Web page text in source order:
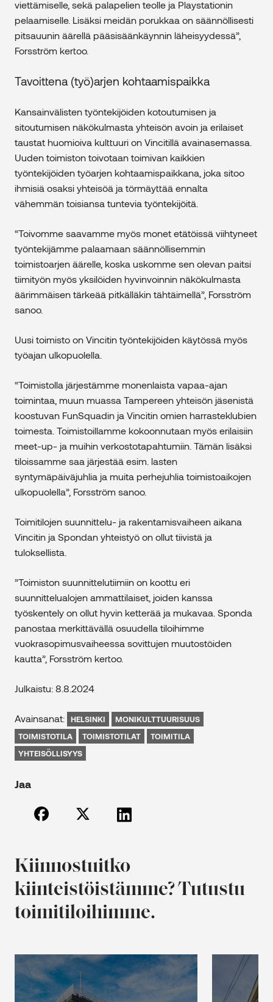
viettämiselle, sekä palapelien teolle ja Playstationin
pelaamiselle. Lisäksi meidän porukkaa on säännöllisesti
pitsauunin äärellä pääsisäänkäynnin läheisyydessä”,
Forsström kertoo.
Tavoittena (työ)arjen kohtaamispaikka
Kansainvälisten työntekijöiden kotoutumisen ja
sitoutumisen näkökulmasta yhteisön avoin ja erilaiset
taustat huomioiva kulttuuri on Vincitillä avainasemassa.
Uuden toimiston toivotaan toimivan kaikkien
työntekijöiden työarjen kohtaamispaikkana, joka sitoo
ihmisiä osaksi yhteisöä ja törmäyttää ennalta
vähemmän toisiansa tuntevia työntekijöitä.
“Toivomme saavamme myös monet etätöissä viihtyneet
työntekijämme palaamaan säännöllisemmin
toimistoarjen äärelle, koska uskomme sen olevan paitsi
tiimityön myös yksilöiden hyvinvoinnin näkökulmasta
äärimmäisen tärkeää pitkälläkin tähtäimellä”, Forsström
sanoo.
Uusi toimisto on Vincitin työntekijöiden käytössä myös
työajan ulkopuolella.
“Toimistolla järjestämme monenlaista vapaa-ajan
toimintaa, muun muassa Tampereen yhteisön jäsenistä
koostuvan FunSquadin ja Vincitin omien harrasteklubien
toimesta. Toimistoillamme kokoonnutaan myös erilaisiin
meet-up- ja muihin verkostotapahtumiin. Tämän lisäksi
tiloissamme saa järjestää esim. lasten
syntymäpäiväjuhlia ja muita perhejuhlia toimistoaikojen
ulkopuolella”, Forsström sanoo.
Toimitilojen suunnittelu- ja rakentamisvaiheen aikana
Vincitin ja Spondan yhteistyö on ollut tiivistä ja
tuloksellista.
”Toimiston suunnittelutiimiin on koottu eri
suunnittelualojen ammattilaiset, joiden kanssa
työskentely on ollut hyvin ketterää ja mukavaa. Sponda
panostaa merkittävällä osuudella tiloihimme
vuokrasopimusvaiheessa sovittujen muutostöiden
kautta”, Forsström kertoo.
Julkaistu: 8.8.2024
Avainsanat: HELSINKI
MONIKULTTUURISUUS
TOIMISTOTILA
TOIMISTOTILAT
TOIMITILA
YHTEISÖLLISYYS
Jaa
Kiinnostuitko
kiinteistöistämme? Tutustu
toimitiloihimme.